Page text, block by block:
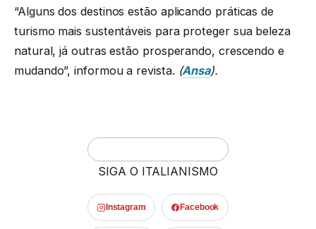
“Alguns dos destinos estão aplicando práticas de
turismo mais sustentáveis para proteger sua beleza
natural, já outras estão prosperando, crescendo e
mudando”, informou a revista. (Ansa).
SIGA O ITALIANISMO
Instagram Facebook